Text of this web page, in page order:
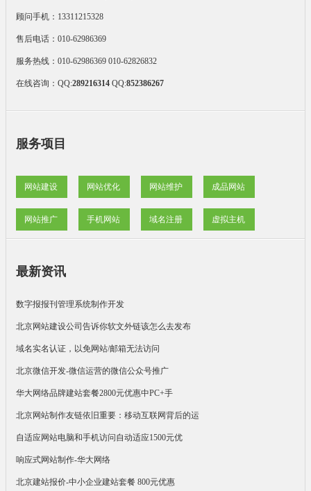
顾问手机：13311215328
售后电话：010-62986369
服务热线：010-62986369 010-62826832
在线咨询： QQ:289216314 QQ:852386267
服务项目
网站建设 网站优化 网站维护 成品网站
网站推广 手机网站 域名注册 虚拟主机
最新资讯
数字报报刊管理系统制作开发
北京网站建设公司告诉你软文外链该怎么去发布
域名实名认证，以免网站/邮箱无法访问
北京微信开发-微信运营的微信公众号推广
华大网络品牌建站套餐2800元优惠中PC+手
北京网站制作友链依旧重要：移动互联网背后的运
自适应网站电脑和手机访问自动适应1500元优
响应式网站制作-华大网络
北京建站报价-中小企业建站套餐 800元优惠